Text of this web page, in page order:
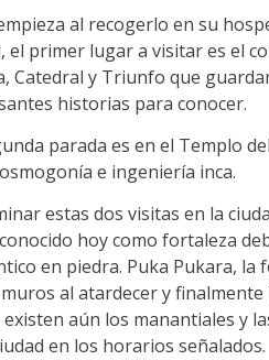
¿Cómo elegir el tour en
qué reservar mis tours
al recogerlo en su
el primer lugar a visitar es el
Catedral y Triunfo que
historias para conocer.
parada es en el Templo
e ingeniería inca.
estas dos visitas en la
hoy como fortaleza
en piedra. Puka Pukara,
al atardecer y
aún los manantiales y
en los horarios señalados.